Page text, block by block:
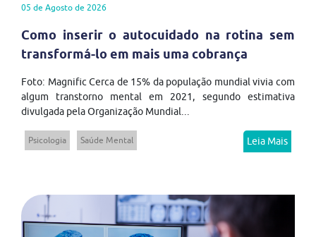
05 de Agosto de 2026
Como inserir o autocuidado na rotina sem
transformá-lo em mais uma cobrança
Foto: Magnific Cerca de 15% da população mundial vivia com
algum transtorno mental em 2021, segundo estimativa
divulgada pela Organização Mundial...
Psicologia Saúde Mental Leia Mais